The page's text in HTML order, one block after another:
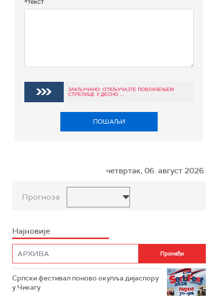
*текст
ЗАКЉУЧАНО: ОТКЉУЧАЈТЕ ПОВЛАЧЕЊЕМ
СТРЕЛИЦЕ У ДЕСНО ...
ПОШАЉИ
четвртак, 06. август 2026.
Прогноза
Најновије
Српски фестивал поново окупља дијаспору
у Чикагу